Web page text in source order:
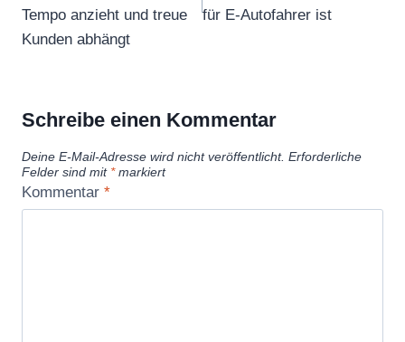
Tempo anzieht und treue
Kunden abhängt
für E-Autofahrer ist
Schreibe einen Kommentar
Deine E-Mail-Adresse wird nicht veröffentlicht. Erforderliche
Felder sind mit *markiert
Kommentar *